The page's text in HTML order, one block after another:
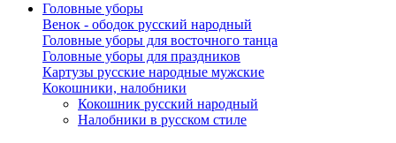
Головные уборы
Венок - ободок русский народный
Головные уборы для восточного танца
Головные уборы для праздников
Картузы русские народные мужские
Кокошники, налобники
Кокошник русский народный
Налобники в русском стиле